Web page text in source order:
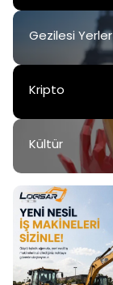
Gezilesi Yerler
Kripto
Kültür